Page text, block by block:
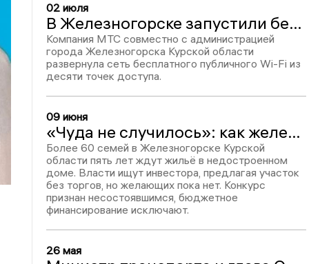
02 июля
В Железногорске запустили бесплатный Wi-Fi в центре города
Компания МТС совместно с администрацией
города Железногорска Курской области
развернула сеть бесплатного публичного Wi-Fi из
десяти точек доступа.
09 июня
«Чуда не случилось»: как железногорские дольщики год ждали обещанной стройки и снова остались у недостроенного дома
Более 60 семей в Железногорске Курской
области пять лет ждут жильё в недостроенном
доме. Власти ищут инвестора, предлагая участок
без торгов, но желающих пока нет. Конкурс
признан несостоявшимся, бюджетное
финансирование исключают.
26 мая